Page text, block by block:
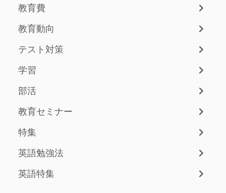
教育費
教育動向
テスト対策
学習
部活
教育セミナー
特集
英語勉強法
英語特集